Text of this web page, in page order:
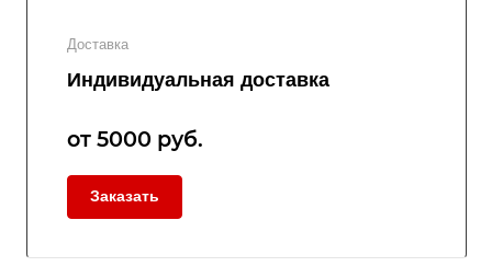
Доставка
Индивидуальная доставка
от 5000 руб.
Заказать